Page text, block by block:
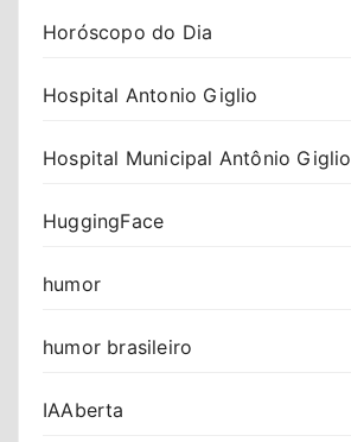
Horóscopo do Dia
Hospital Antonio Giglio
Hospital Municipal Antônio Giglio
HuggingFace
humor
humor brasileiro
IAAberta